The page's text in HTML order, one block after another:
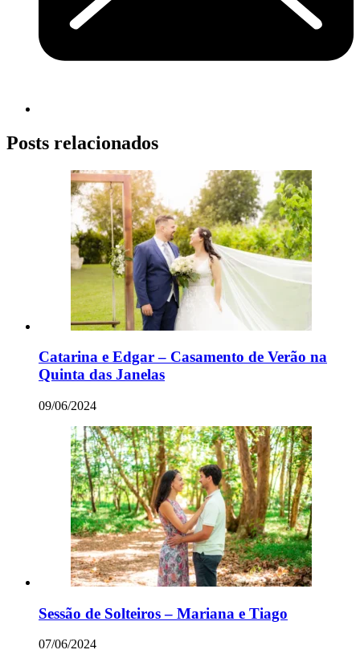
Posts relacionados
Catarina e Edgar – Casamento de Verão na
Quinta das Janelas
09/06/2024
Sessão de Solteiros – Mariana e Tiago
07/06/2024